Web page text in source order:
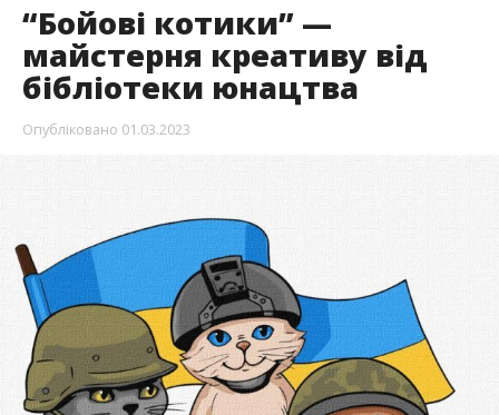
“Бойові котики” —
майстерня креативу від
бібліотеки юнацтва
Опубліковано 01.03.2023